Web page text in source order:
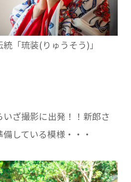
「琉装(りゅうそう)」
ざ撮影に出発！！新郎さ
している模様・・・